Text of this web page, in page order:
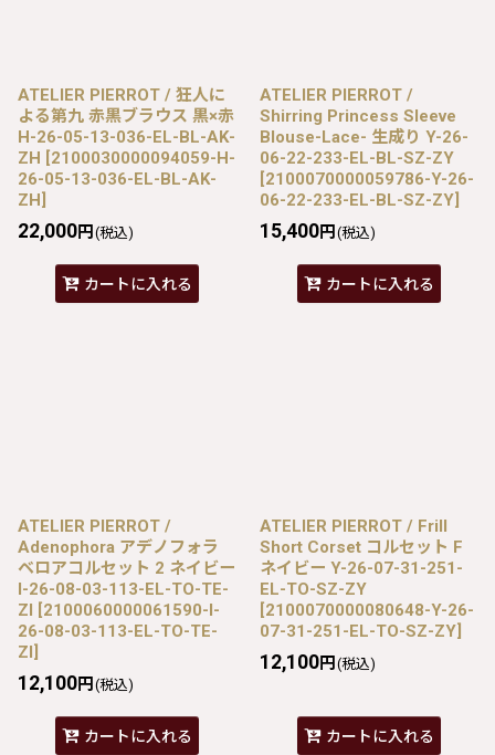
ATELIER PIERROT / 狂人に
よる第九 赤黒ブラウス 黒×赤
H-26-05-13-036-EL-BL-AK-
ZH [2100030000094059-H-
26-05-13-036-EL-BL-AK-
ZH]
22,000円 (税込)
カートに入れる
ATELIER PIERROT /
Shirring Princess Sleeve
Blouse-Lace- 生成り Y-26-
06-22-233-EL-BL-SZ-ZY
[2100070000059786-Y-26-
06-22-233-EL-BL-SZ-ZY]
15,400円 (税込)
カートに入れる
ATELIER PIERROT /
Adenophora アデノフォラ
ベロアコルセット 2 ネイビー
I-26-08-03-113-EL-TO-TE-
ZI [2100060000061590-I-
26-08-03-113-EL-TO-TE-
ZI]
12,100円 (税込)
カートに入れる
ATELIER PIERROT / Frill
Short Corset コルセット F
ネイビー Y-26-07-31-251-
EL-TO-SZ-ZY
[2100070000080648-Y-26-
07-31-251-EL-TO-SZ-ZY]
12,100円 (税込)
カートに入れる